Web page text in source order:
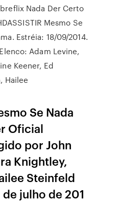
Nada Der Certo
Mesmo Se
Estréia: 18/09/2014.
Adam Levine,
Keener, Ed
Hailee
Se Nada
Oficial
por John
Knightley,
Steinfeld
julho de 201